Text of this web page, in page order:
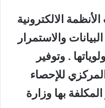
الالكترونية
والاستمرار
. وتوفير
للإحصاء
بها وزارة